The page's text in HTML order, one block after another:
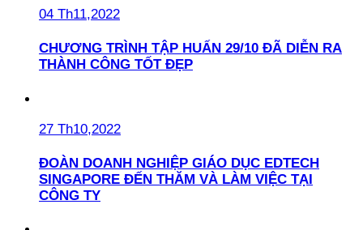
04 Th11,2022
CHƯƠNG TRÌNH TẬP HUẤN 29/10 ĐÃ DIỄN RA
THÀNH CÔNG TỐT ĐẸP
27 Th10,2022
ĐOÀN DOANH NGHIỆP GIÁO DỤC EDTECH
SINGAPORE ĐẾN THĂM VÀ LÀM VIỆC TẠI
CÔNG TY